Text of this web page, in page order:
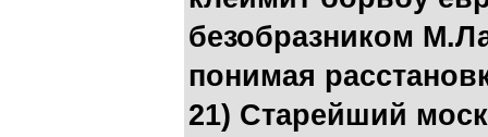
безобразником
понимая
21) Старейший